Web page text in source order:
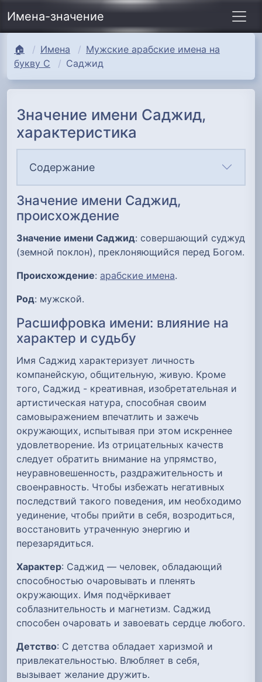
Имена-значение
🏠 Имена
Мужские арабские имена на
букву С
Саджид
Значение имени Саджид,
характеристика
Содержание
Значение имени Саджид,
происхождение
Значение имени Саджид: совершающий суджуд
(земной поклон), преклоняющийся перед Богом.
Происхождение: арабские имена.
Род: мужской.
Расшифровка имени: влияние на
характер и судьбу
Имя Саджид характеризует личность
компанейскую, общительную, живую. Кроме
того, Саджид - креативная, изобретательная и
артистическая натура, способная своим
самовыражением впечатлить и зажечь
окружающих, испытывая при этом искреннее
удовлетворение. Из отрицательных качеств
следует обратить внимание на упрямство,
неуравновешенность, раздражительность и
своенравность. Чтобы избежать негативных
последствий такого поведения, им необходимо
уединение, чтобы прийти в себя, возродиться,
восстановить утраченную энергию и
перезарядиться.
Характер: Саджид — человек, обладающий
способностью очаровывать и пленять
окружающих. Имя подчёркивает
соблазнительность и магнетизм. Саджид
способен очаровать и завоевать сердце любого.
Детство: С детства обладает харизмой и
привлекательностью. Влюбляет в себя,
вызывает желание дружить.